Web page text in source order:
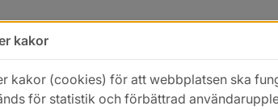
kakor
kakor (cookies) för att webbplatsen ska
för statistik och förbättrad